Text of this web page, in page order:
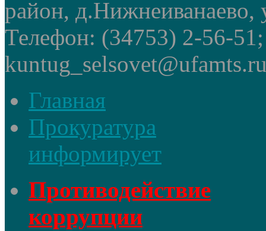
район, д.Нижнеиванаево,
Телефон: (34753) 2-56-
Главная
Прокуратура
информирует
Противодействие
коррупции